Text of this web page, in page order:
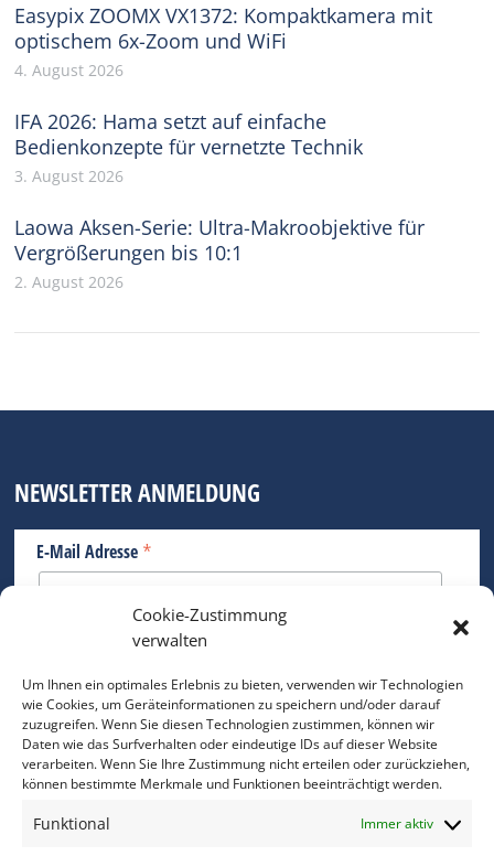
Cookie-Zustimmung
verwalten
Um Ihnen ein optimales Erlebnis zu bieten, verwenden wir Technologien
wie Cookies, um Geräteinformationen zu speichern und/oder darauf
zuzugreifen. Wenn Sie diesen Technologien zustimmen, können wir
Daten wie das Surfverhalten oder eindeutige IDs auf dieser Website
verarbeiten. Wenn Sie Ihre Zustimmung nicht erteilen oder zurückziehen,
können bestimmte Merkmale und Funktionen beeinträchtigt werden.
Funktional Immer aktiv
Easypix ZOOMX VX1372: Kompaktkamera mit
optischem 6x-Zoom und WiFi
4. August 2026
IFA 2026: Hama setzt auf einfache
Bedienkonzepte für vernetzte Technik
3. August 2026
Laowa Aksen-Serie: Ultra-Makroobjektive für
Vergrößerungen bis 10:1
2. August 2026
NEWSLETTER ANMELDUNG
E-Mail Adresse *
Bitte geben Sie Ihre E-Mail Adresse ein.
*